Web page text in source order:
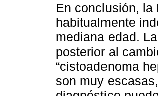
En conclusión,
habitualmente
mediana edad.
posterior al
“cistoadenoma
son muy